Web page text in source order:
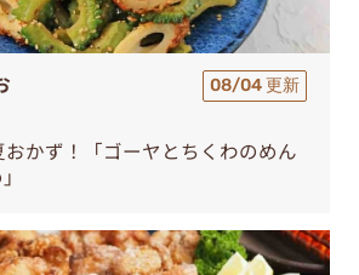
08/04 更新
かず！「ゴーヤとちくわのめん